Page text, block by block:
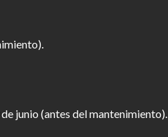
junio (antes del mantenimiento).